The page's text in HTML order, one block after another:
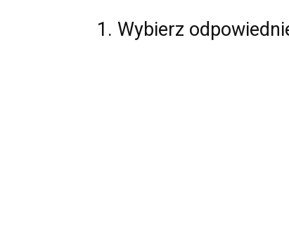
1. Wybierz